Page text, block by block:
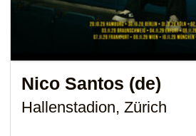
Nico Santos (de)
Hallenstadion, Zürich